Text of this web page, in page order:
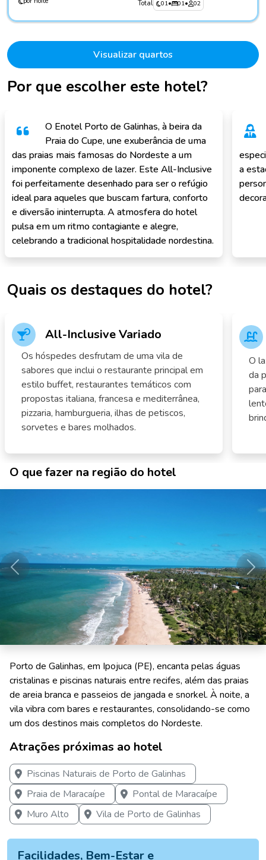
Por que escolher este hotel?
O Enotel Porto de Galinhas, à beira da
Praia do Cupe, une exuberância de uma
das praias mais famosas do Nordeste a um
imponente complexo de lazer. Este All-Inclusive
foi perfeitamente desenhado para ser o refúgio
ideal para aqueles que buscam fartura, conforto
e diversão ininterrupta. A atmosfera do hotel
pulsa em um ritmo contagiante e alegre,
celebrando a tradicional hospitalidade nordestina.
a
Total 01• 01• 02
Visualizar quartos
Quais os destaques do hotel?
All-Inclusive Variado
Os hóspedes desfrutam de uma vila de
sabores que inclui o restaurante principal em
estilo buffet, restaurantes temáticos com
propostas italiana, francesa e mediterrânea,
pizzaria, hamburgueria, ilhas de petiscos,
sorvetes e bares molhados.
O
da
O que fazer na região do hotel
Anterior
Porto de Galinhas, em Ipojuca (PE), encanta pelas águas
cristalinas e piscinas naturais entre recifes, além das praias
de areia branca e passeios de jangada e snorkel. À noite, a
vila vibra com bares e restaurantes, consolidando-se como
um dos destinos mais completos do Nordeste.
Atrações próximas ao hotel
Piscinas Naturais de Porto de Galinhas
Praia de Maracaípe
Pontal de Maracaípe
Muro Alto
Vila de Porto de Galinhas
Facilidades, Bem-Estar e